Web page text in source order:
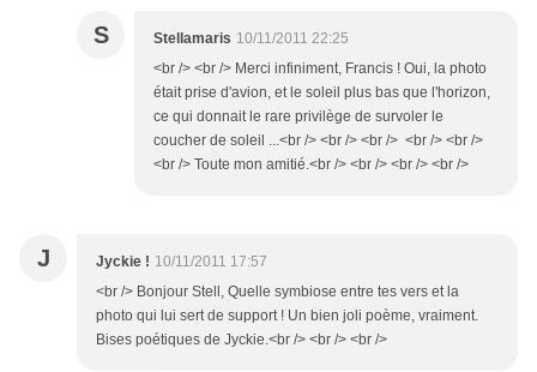
S Stellamaris 10/11/2011 22:25
<br /> <br /> Merci infiniment, Francis ! Oui, la photo
était prise d'avion, et le soleil plus bas que l'horizon,
ce qui donnait le rare privilège de survoler le
coucher de soleil ...<br /> <br /> <br /> <br /> <br />
<br /> Toute mon amitié.<br /> <br /> <br /> <br />
J Jyckie ! 10/11/2011 17:57
<br /> Bonjour Stell, Quelle symbiose entre tes vers et la
photo qui lui sert de support ! Un bien joli poème, vraiment.
Bises poétiques de Jyckie.<br /> <br /> <br />